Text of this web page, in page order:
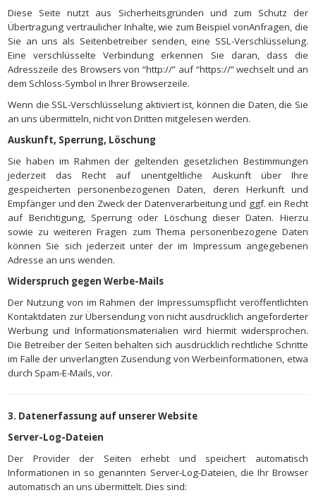
Diese Seite nutzt aus Sicherheitsgründen und zum Schutz der
Übertragung vertraulicher Inhalte, wie zum Beispiel vonAnfragen, die
Sie an uns als Seitenbetreiber senden, eine SSL-Verschlüsselung.
Eine verschlüsselte Verbindung erkennen Sie daran, dass die
Adresszeile des Browsers von “http://” auf “https://” wechselt und an
dem Schloss-Symbol in Ihrer Browserzeile.
Wenn die SSL-Verschlüsselung aktiviert ist, können die Daten, die Sie
an uns übermitteln, nicht von Dritten mitgelesen werden.
Auskunft, Sperrung, Löschung
Sie haben im Rahmen der geltenden gesetzlichen Bestimmungen
jederzeit das Recht auf unentgeltliche Auskunft über Ihre
gespeicherten personenbezogenen Daten, deren Herkunft und
Empfänger und den Zweck der Datenverarbeitung und ggf. ein Recht
auf Berichtigung, Sperrung oder Löschung dieser Daten. Hierzu
sowie zu weiteren Fragen zum Thema personenbezogene Daten
können Sie sich jederzeit unter der im Impressum angegebenen
Adresse an uns wenden.
Widerspruch gegen Werbe-Mails
Der Nutzung von im Rahmen der Impressumspflicht veröffentlichten
Kontaktdaten zur Übersendung von nicht ausdrücklich angeforderter
Werbung und Informationsmaterialien wird hiermit widersprochen.
Die Betreiber der Seiten behalten sich ausdrücklich rechtliche Schritte
im Falle der unverlangten Zusendung von Werbeinformationen, etwa
durch Spam-E-Mails, vor.
3. Datenerfassung auf unserer Website
Server-Log-Dateien
Der Provider der Seiten erhebt und speichert automatisch
Informationen in so genannten Server-Log-Dateien, die Ihr Browser
automatisch an uns übermittelt. Dies sind: